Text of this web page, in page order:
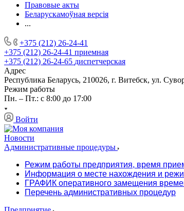
Правовые акты
Беларускамоўная версія
...
+375 (212) 26-24-41
+375 (212) 26-24-41 приемная
+375 (212) 26-24-65 диспетчерская
Адрес
Республика Беларусь, 210026, г. Витебск, ул.
Режим работы
Пн. – Пт.: с 8:00 до 17:00
Войти
Новости
Административные процедуры
Режим работы предприятия, время
Информация о месте нахождения и
ГРАФИК оперативного замещения
Перечень административных процедур